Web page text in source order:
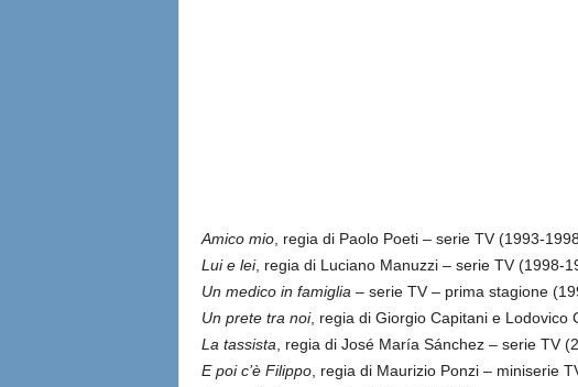
Amico mio, regia di Paolo Poeti – serie TV (1993-
Lui e lei, regia di Luciano Manuzzi – serie TV (1998-
Un medico in famiglia – serie TV – prima stagione
Un prete tra noi, regia di Giorgio Capitani e Lodovico
La tassista , regia di José María Sánchez – serie TV
E poi c’è Filippo, regia di Maurizio Ponzi – miniserie